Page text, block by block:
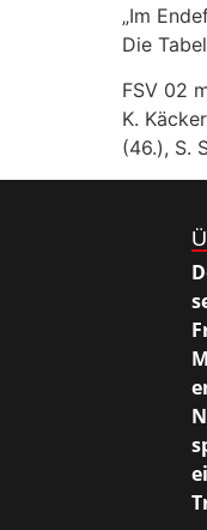
„Im
Die
FSV 02
K.
(46.), S.